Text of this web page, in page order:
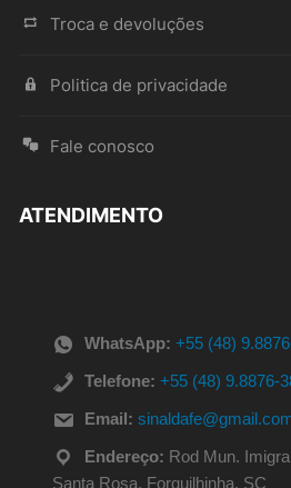
Troca e devoluções
Politica de privacidade
Fale conosco
ATENDIMENTO
WhatsApp: +55 (48)
Telefone: +55 (48) 9.8876-
Email:
Endereço: Rod Mun.
Santa Rosa, Forquilhinha, SC